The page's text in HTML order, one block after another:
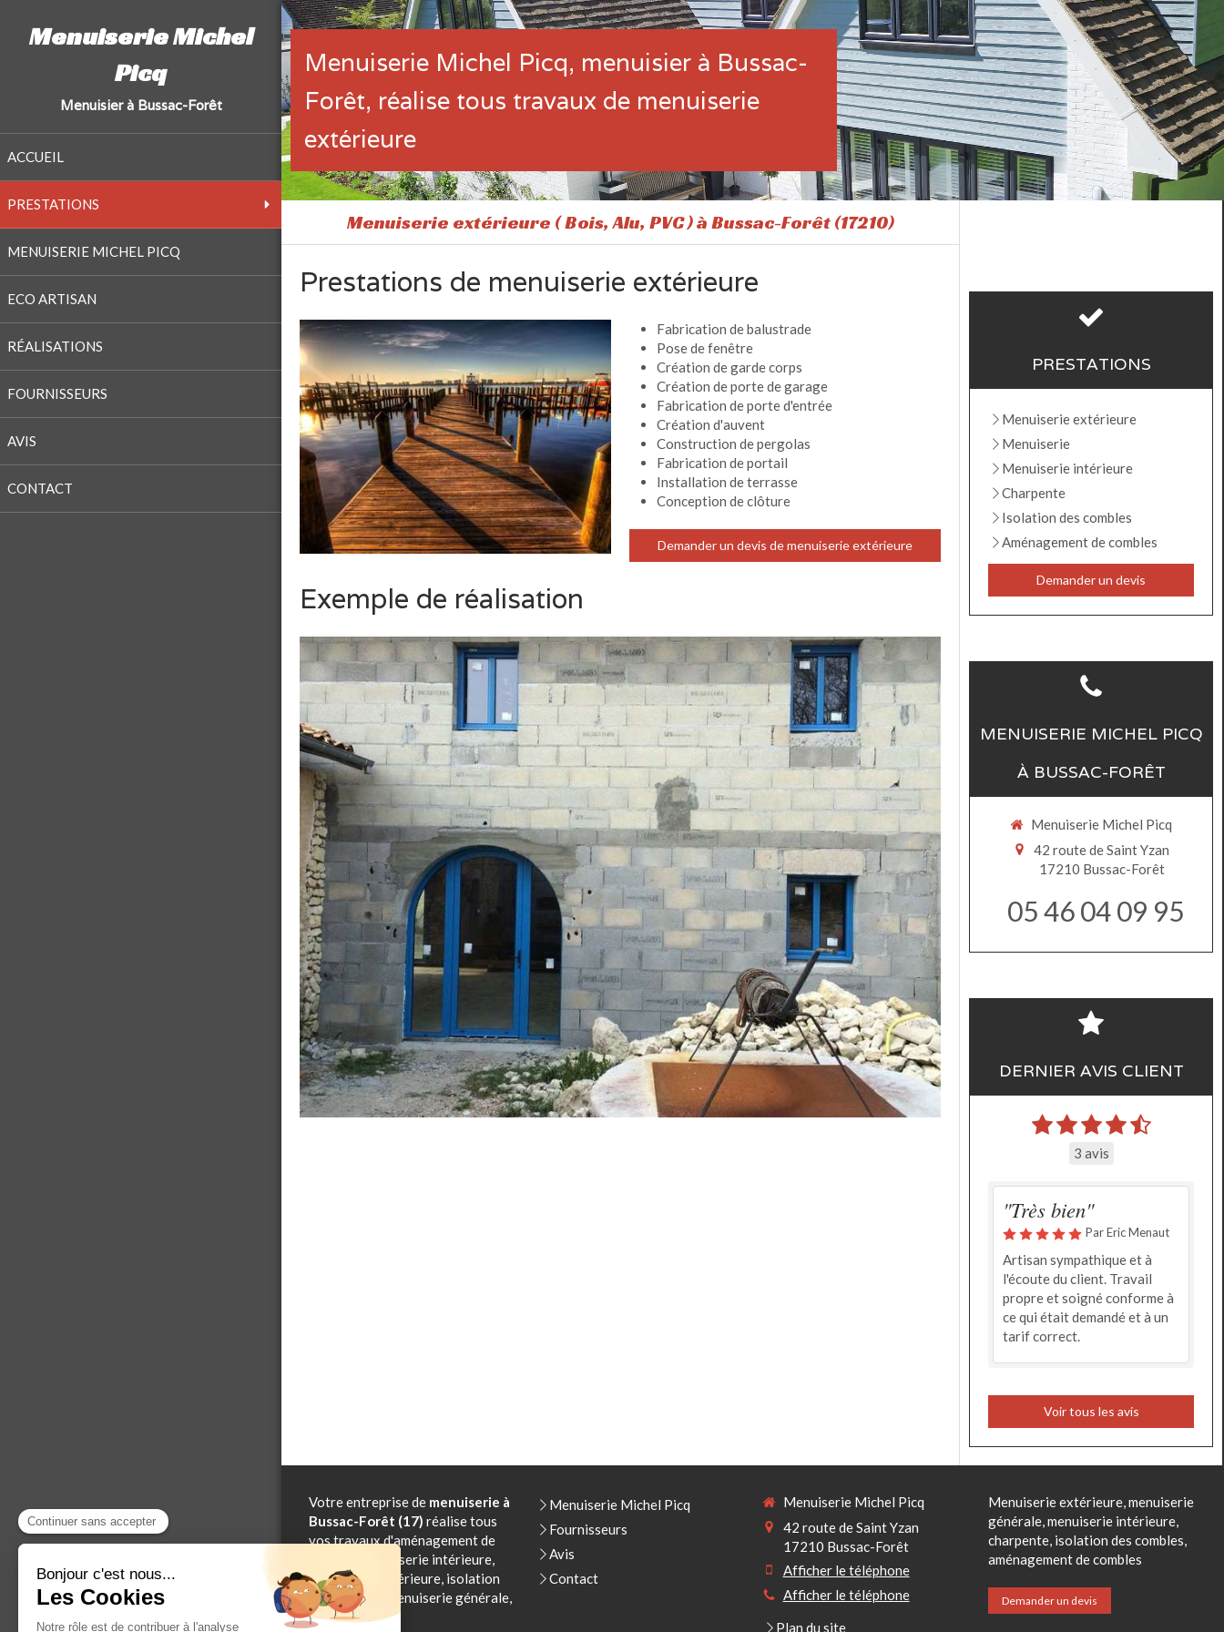
Menuiserie Michel
Picq
Menuisier à Bussac-Forêt
ACCUEIL
PRESTATIONS
MENUISERIE MICHEL PICQ
ECO ARTISAN
RÉALISATIONS
FOURNISSEURS
AVIS
CONTACT
Menuiserie Michel Picq, menuisier à Bussac-
Forêt, réalise tous travaux de menuiserie
extérieure
Menuiserie extérieure ( Bois, Alu, PVC ) à Bussac-Forêt (17210)
Prestations de menuiserie extérieure
Fabrication de balustrade
Pose de fenêtre
Création de garde corps
Création de porte de garage
Fabrication de porte d'entrée
Création d'auvent
Construction de pergolas
Fabrication de portail
Installation de terrasse
Conception de clôture
Demander un devis de menuiserie extérieure
Exemple de réalisation
PRESTATIONS
Menuiserie extérieure
Menuiserie
Menuiserie intérieure
Charpente
Isolation des combles
Aménagement de combles
Demander un devis
MENUISERIE MICHEL PICQ
À BUSSAC-FORÊT
Menuiserie Michel Picq
42 route de Saint Yzan
17210 Bussac-Forêt
05 46 04 09 95
DERNIER AVIS CLIENT
3 avis
"Très bien"
Par Eric Menaut
Artisan sympathique et à
l'écoute du client. Travail
propre et soigné conforme à
ce qui était demandé et à un
tarif correct.
Voir tous les avis
Votre entreprise de menuiserie à
Bussac-Forêt (17)réalise tous
vos travaux d'aménagement de
combles, menuiserie intérieure,
menuiserie extérieure, isolation
des combles, menuiserie générale,
charpente.
Menuiserie Michel Picq
Fournisseurs
Avis
Contact
Menuiserie Michel Picq
42 route de Saint Yzan
17210 Bussac-Forêt
Afficher le téléphone
Afficher le téléphone
Plan du site
Menuiserie extérieure, menuiserie
générale, menuiserie intérieure,
charpente, isolation des combles,
aménagement de combles
Demander un devis